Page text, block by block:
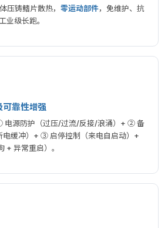
压铸鳍片散热， 零运动部件，免维护、抗
业级长跑。
靠性增强
电源防护（过压/过流/反接/浪涌）+ ② 备
电缓冲）+ ③ 启停控制（来电自启动）+
+ 异常重启）。